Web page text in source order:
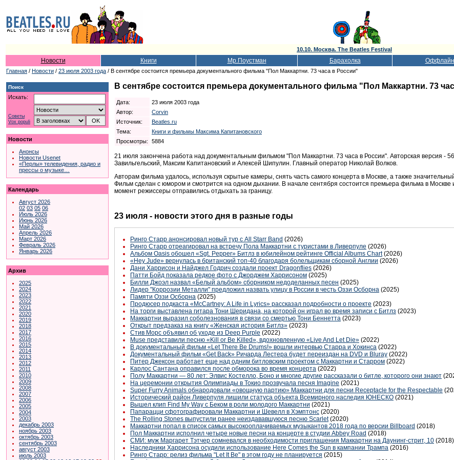
10.10. Москва. The Beatles Festival
Новости Книги Мр.Поустман Барахолка Оффлайн
Главная / Новости / 23 июля 2003 года / В сентябре состоится премьера документального фильма "Пол Маккартни. 73 часа в России"
Поиск
Искать:
Советы
Vox populi
Новости
Анонсы
Новости Usenet
«Перлы» телевидения, радио и
прессы о музыке…
Календарь
Август 2026
02 03 05 06
Июль 2026
Июнь 2026
Май 2026
Апрель 2026
Март 2026
Февраль 2026
Январь 2026
Архив
2025
2024
2023
2022
2021
2020
2019
2018
2017
2016
2015
2014
2013
2012
2011
2010
2009
2008
2007
2006
2005
2004
2003
декабрь 2003
ноябрь 2003
октябрь 2003
сентябрь 2003
август 2003
июль 2003
В сентябре состоится премьера документального фильма "Пол Маккартни. 73
Дата:
23 июля 2003 года
Автор:
Corvin
Источник:
Beatles.ru
Тема:
Книги и фильмы Максима Капитановского
Просмотры:
5884
21 июля закончена работа над документальным фильмом "Пол Маккартни. 73 часа в России". Авторская версия -
Завильгельский, Максим Капитановский и Алексей Шипулин. Главный оператор Николай Волков.
Авторам фильма удалось, используя скрытые камеры, снять часть самого концерта в Москве, а также
Фильм сделан с юмором и смотрится на одном дыхании. В начале сентября состоится премьера фильма в Москве
момент режиссеры отправились отдыхать за границу.
23 июля - новости этого дня в разные годы
Ринго Старр анонсировал новый тур с All Starr Band (2026)
Ринго Старр отреагировал на встречу Пола Маккартни с туристами в Ливерпуле (2026)
Альбом Oasis обошел «Sgt. Pepper» Битлз в юбилейном рейтинге Official Albums Chart (2026)
«Hey Jude» вернулась в британский топ-40 благодаря болельщикам сборной Англии (2026)
Дани Харрисон и Найджел Годрич создали проект Dragonflies (2026)
Патти Бойд показала редкое фото с Джорджем Харрисоном (2025)
Билли Джоэл назвал «Белый альбом» сборником недоделанных песен (2025)
Лидер "Коррозии Металли" предложил назвать улицу в России в честь Оззи Осборна (2025)
Памяти Оззи Осборна (2025)
Продюсер подкаста «McCartney: A Life in Lyrics» рассказал подробности о проекте (2023)
На торги выставлена гитара Тони Шеридана, на которой он играл во время записи с Битлз (2023)
Маккартни выразил соболезнования в связи со смертью Тони Беннетта (2023)
Открыт предзаказ на книгу «Женская история Битлз» (2023)
Стив Морс объявил об уходе из Deep Purple (2022)
Muse представили песню «Kill or Be Killed», вдохновленную «Live And Let Die» (2022)
В документальный фильм «Let There Be Drums!» вошли интервью Старра и Хокинса (2022)
Документальный фильм «Get Back» Ричарда Лестера будет переиздан на DVD и Bluray (2022)
Питер Джексон работает еще над одним битловским проектом с Маккартни и Старром (2022)
Карлос Сантана оправился после обморока во время концерта (2022)
Полу Маккартни — 80 лет: Элвис Костелло, Боно и многие другие рассказали о битле, которого они знают
На церемонии открытия Олимпиады в Токио прозвучала песня Imagine (2021)
Super Furry Animals обнародовали «овощную партию» Маккартни для песни Receptacle for the Respectable
Исторический район Ливерпуля лишили статуса объекта Всемирного наследия ЮНЕСКО (2021)
Вышел клип Find My Way с Беком в роли молодого Маккартни (2021)
Папарацци сфотографировали Маккартни и Шевелл в Хэмптонс (2020)
The Rolling Stones выпустили ранее неиздававшуюся песню Scarlet (2020)
Маккартни попал в список самых высокооплачиваемых музыкантов 2018 года по версии Billboard (2018)
Пол Маккартни исполнил четыре новые песни на концерте в студии Abbey Road (2018)
СМИ: муж Маргарет Тэтчер сомневался в необходимости приглашения Маккартни на Даунинг-стрит, 10 (2018)
Наследники Харрисона осудили использование Here Comes the Sun в кампании Трампа (2016)
Ринго Старр: релиз фильма "Let It Be" в этом году не планируется (2015)